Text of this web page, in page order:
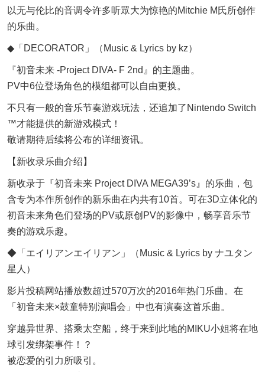
以无与伦比的音调令许多听眾大为惊艳的Mitchie M氏所创作
的乐曲。
◆「DECORATOR」（Music & Lyrics by kz）
『初音未来 -Project DIVA- F 2nd』的主题曲。
PV中6位登场角色的模组都可以自由更换。
不只有一般的音乐节奏游戏玩法，还追加了Nintendo Switch
™才能提供的新游戏模式！
敬请期待后续将公布的详细资讯。
【新收录乐曲介绍】
新收录于『初音未来 Project DIVA MEGA39’s』的乐曲，包
含专为本作所创作的新乐曲在内共有10首。可在3D立体化的
初音未来角色们登场的PV或原创PV的影像中，畅享音乐节
奏的游戏乐趣。
◆「エイリアンエイリアン」（Music & Lyrics by ナユタン
星人）
影片投稿网站播放数超过570万次的2016年热门乐曲。在
「初音未来×鼓童特别演唱会」中也有演奏这首乐曲。
穿越异世界、搭乘太空船，终于来到此地的MIKU小姐将在地
球引发绑架事件！？
被恋爱的引力所吸引。